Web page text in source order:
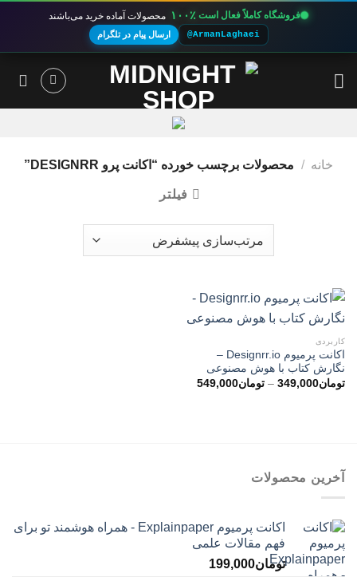
فروشگاه کاملاً فعال است ۱۰۰٪ محصولات آماده خرید می‌باشند
@ArmanLaghaei ارسال پیام در تلگرام
خانه / محصولات برچسب خورده “اکانت پرو DESIGNRR”
فیلتر
کاربردی
اکانت پرمیوم Designrr.io –
نگارش کتاب با هوش مصنوعی
تومان349,000
– تومان549,000محدوده
آخرین محصولات
اکانت پرمیوم Explainpaper - همراه هوشمند تو برای
فهم مقالات علمی
تومان199,000